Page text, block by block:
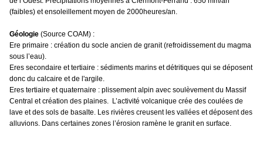
(faibles) et ensoleillement moyen de 2000heures/an.
Géologie (Source COAM) :
Ere primaire : création du socle ancien de granit (refroidissement du magma
sous l’eau).
Eres secondaire et tertiaire : sédiments marins et détritiques qui se déposent
donc du calcaire et de l'argile.
Eres tertiaire et quaternaire : plissement alpin avec soulèvement du Massif
Central et création des plaines. L’activité volcanique crée des coulées de
lave et des sols de basalte. Les rivières creusent les vallées et déposent des
alluvions. Dans certaines zones l’érosion ramène le granit en surface.